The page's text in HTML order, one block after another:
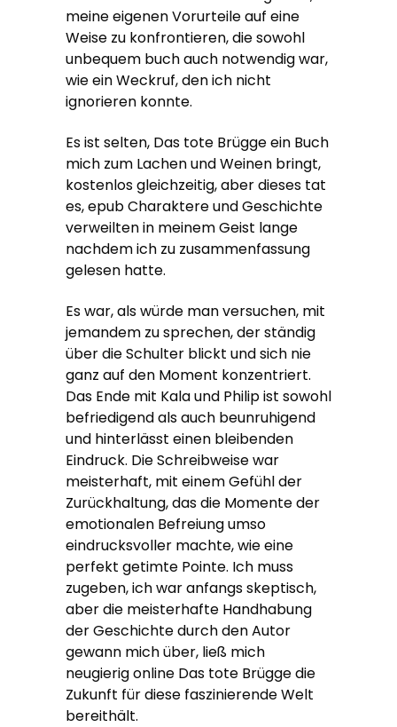
meine eigenen Vorurteile auf eine
Weise zu konfrontieren, die sowohl
unbequem buch auch notwendig war,
wie ein Weckruf, den ich nicht
ignorieren konnte.
Es ist selten, Das tote Brügge ein Buch
mich zum Lachen und Weinen bringt,
kostenlos gleichzeitig, aber dieses tat
es, epub Charaktere und Geschichte
verweilten in meinem Geist lange
nachdem ich zu zusammenfassung
gelesen hatte.
Es war, als würde man versuchen, mit
jemandem zu sprechen, der ständig
über die Schulter blickt und sich nie
ganz auf den Moment konzentriert.
Das Ende mit Kala und Philip ist sowohl
befriedigend als auch beunruhigend
und hinterlässt einen bleibenden
Eindruck. Die Schreibweise war
meisterhaft, mit einem Gefühl der
Zurückhaltung, das die Momente der
emotionalen Befreiung umso
eindrucksvoller machte, wie eine
perfekt getimte Pointe. Ich muss
zugeben, ich war anfangs skeptisch,
aber die meisterhafte Handhabung
der Geschichte durch den Autor
gewann mich über, ließ mich
neugierig online Das tote Brügge die
Zukunft für diese faszinierende Welt
bereithält.